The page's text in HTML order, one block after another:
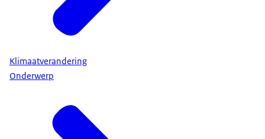
Klimaatverandering
Onderwerp